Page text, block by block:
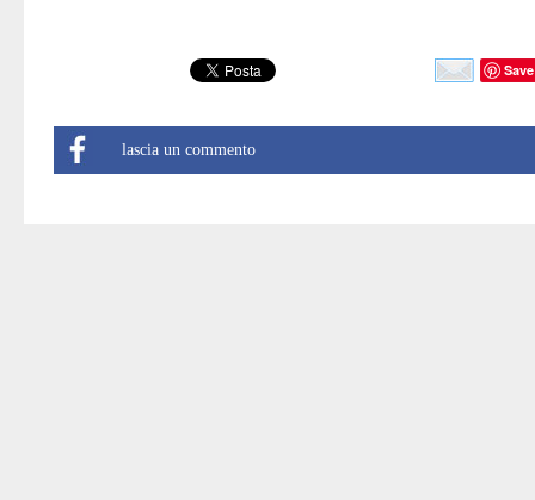
Save
lascia un commento